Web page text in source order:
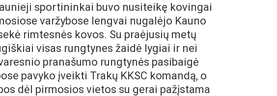
sportininkai buvo nusiteikę kovingai
varžybose lengvai nugalėjo Kauno
rimtesnės kovos. Su praėjusių metų
visas rungtynes žaidė lygiai ir nei
pranašumo rungtynės pasibaigė
pavyko įveikti Trakų KKSC komandą, o
dėl pirmosios vietos su gerai pažįstama